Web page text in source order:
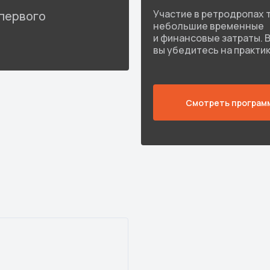
Участие в ретродропах
небольшие временные
и финансовые затраты.
вы убедитесь на
Смотреть